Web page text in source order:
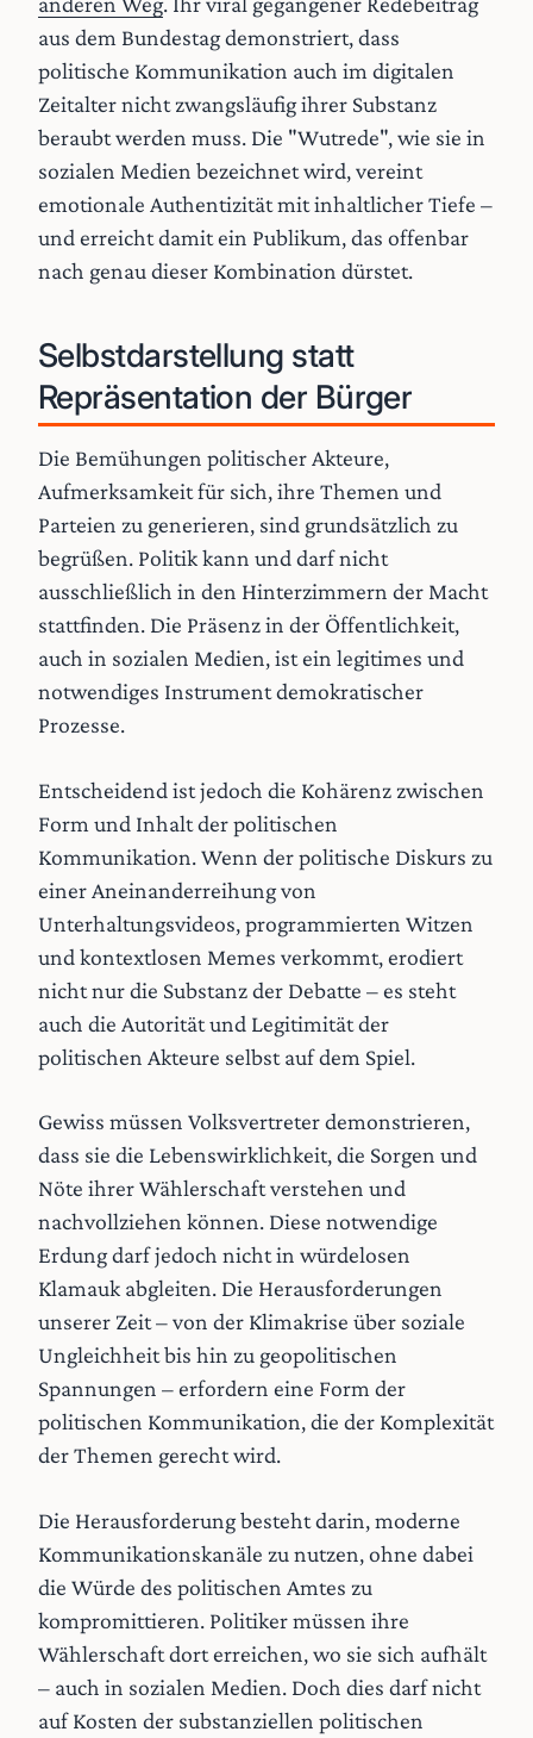
aus dem Bundestag demonstriert, dass
politische Kommunikation auch im digitalen
Zeitalter nicht zwangsläufig ihrer Substanz
beraubt werden muss. Die "Wutrede", wie sie in
sozialen Medien bezeichnet wird, vereint
emotionale Authentizität mit inhaltlicher Tiefe –
und erreicht damit ein Publikum, das offenbar
nach genau dieser Kombination dürstet.
Selbstdarstellung statt
Repräsentation der Bürger
Die Bemühungen politischer Akteure,
Aufmerksamkeit für sich, ihre Themen und
Parteien zu generieren, sind grundsätzlich zu
begrüßen. Politik kann und darf nicht
ausschließlich in den Hinterzimmern der Macht
stattfinden. Die Präsenz in der Öffentlichkeit,
auch in sozialen Medien, ist ein legitimes und
notwendiges Instrument demokratischer
Prozesse.
Entscheidend ist jedoch die Kohärenz zwischen
Form und Inhalt der politischen
Kommunikation. Wenn der politische Diskurs zu
einer Aneinanderreihung von
Unterhaltungsvideos, programmierten Witzen
und kontextlosen Memes verkommt, erodiert
nicht nur die Substanz der Debatte – es steht
auch die Autorität und Legitimität der
politischen Akteure selbst auf dem Spiel.
Gewiss müssen Volksvertreter demonstrieren,
dass sie die Lebenswirklichkeit, die Sorgen und
Nöte ihrer Wählerschaft verstehen und
nachvollziehen können. Diese notwendige
Erdung darf jedoch nicht in würdelosen
Klamauk abgleiten. Die Herausforderungen
unserer Zeit – von der Klimakrise über soziale
Ungleichheit bis hin zu geopolitischen
Spannungen – erfordern eine Form der
politischen Kommunikation, die der Komplexität
der Themen gerecht wird.
Die Herausforderung besteht darin, moderne
Kommunikationskanäle zu nutzen, ohne dabei
die Würde des politischen Amtes zu
kompromittieren. Politiker müssen ihre
Wählerschaft dort erreichen, wo sie sich aufhält
– auch in sozialen Medien. Doch dies darf nicht
auf Kosten der substanziellen politischen